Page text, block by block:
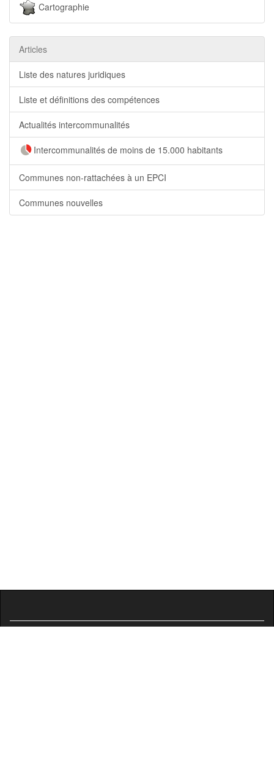
Cartographie
Articles
Liste des natures juridiques
Liste et définitions des compétences
Actualités intercommunalités
Intercommunalités de moins de 15.000 habitants
Communes non-rattachées à un EPCI
Communes nouvelles